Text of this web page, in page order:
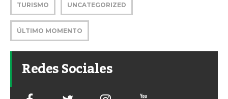
TURISMO UNCATEGORIZED
ÚLTIMO MOMENTO
Redes Sociales